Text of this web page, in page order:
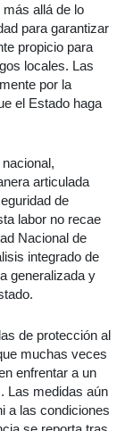
allá de lo
para garantizar
propicio para
locales. Las
por la
el Estado haga
articulada
de
labor no recae
Nacional de
integrado de
generalizada y
de protección al
muchas veces
enfrentar a un
Las medidas aún
a las condiciones